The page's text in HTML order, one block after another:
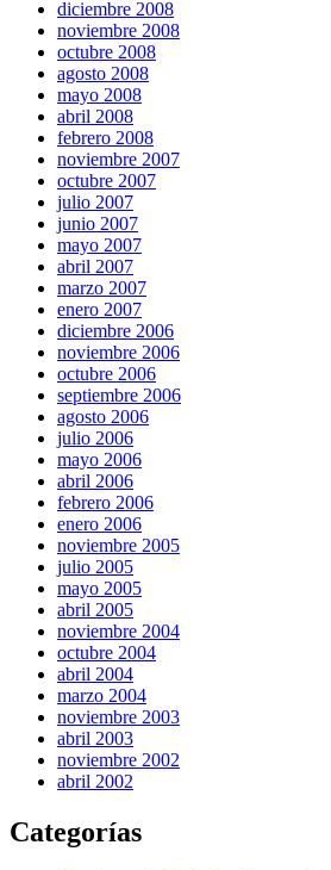
diciembre 2008
noviembre 2008
octubre 2008
agosto 2008
mayo 2008
abril 2008
febrero 2008
noviembre 2007
octubre 2007
julio 2007
junio 2007
mayo 2007
abril 2007
marzo 2007
enero 2007
diciembre 2006
noviembre 2006
octubre 2006
septiembre 2006
agosto 2006
julio 2006
mayo 2006
abril 2006
febrero 2006
enero 2006
noviembre 2005
julio 2005
mayo 2005
abril 2005
noviembre 2004
octubre 2004
abril 2004
marzo 2004
noviembre 2003
abril 2003
noviembre 2002
abril 2002
Categorías